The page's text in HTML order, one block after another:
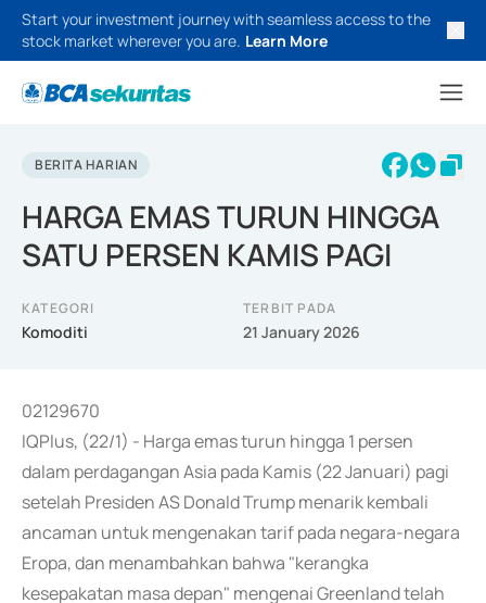
Start your investment journey with seamless access to the
stock market wherever you are. Learn More
BERITA HARIAN
HARGA EMAS TURUN HINGGA
SATU PERSEN KAMIS PAGI
KATEGORI
Komoditi
TERBIT PADA
21 January 2026
02129670
IQPlus, (22/1) - Harga emas turun hingga 1 persen
dalam perdagangan Asia pada Kamis (22 Januari) pagi
setelah Presiden AS Donald Trump menarik kembali
ancaman untuk mengenakan tarif pada negara-negara
Eropa, dan menambahkan bahwa "kerangka
kesepakatan masa depan" mengenai Greenland telah